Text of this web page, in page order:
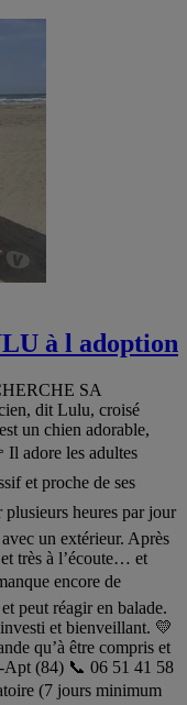
à l adoption
SA
dit Lulu, croisé
un chien adorable,
adore les adultes
et proche de ses
heures par jour
un extérieur. Après
très à l’écoute… et
encore de
peut réagir en balade.
et bienveillant. 💛
qu’à être compris et
Apt (84) 📞 06 51 41 58
(7 jours minimum